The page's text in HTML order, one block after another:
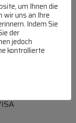
Team
um Ihnen die
uns an Ihre
Indem Sie
der
jedoch
kontrollierte